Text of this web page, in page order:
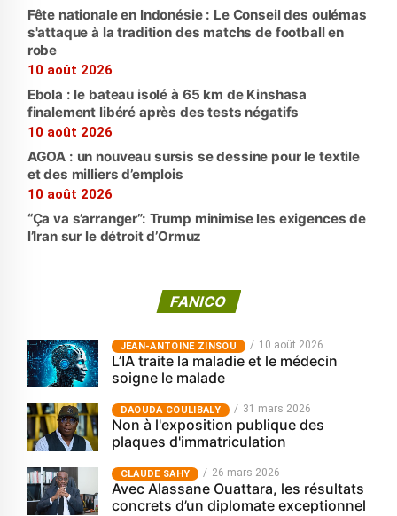
Fête nationale en Indonésie : Le Conseil des oulémas
s'attaque à la tradition des matchs de football en
robe
10 août 2026
Ebola : le bateau isolé à 65 km de Kinshasa
finalement libéré après des tests négatifs
10 août 2026
AGOA : un nouveau sursis se dessine pour le textile
et des milliers d’emplois
10 août 2026
“Ça va s’arranger”: Trump minimise les exigences de
l’Iran sur le détroit d’Ormuz
FANICO
JEAN-ANTOINE ZINSOU 10 août 2026
L’IA traite la maladie et le médecin
soigne le malade
‎DAOUDA COULIBALY 31 mars 2026
Non à l'exposition publique des
plaques d'immatriculation
CLAUDE SAHY 26 mars 2026
Avec Alassane Ouattara, les résultats
concrets d’un diplomate exceptionnel